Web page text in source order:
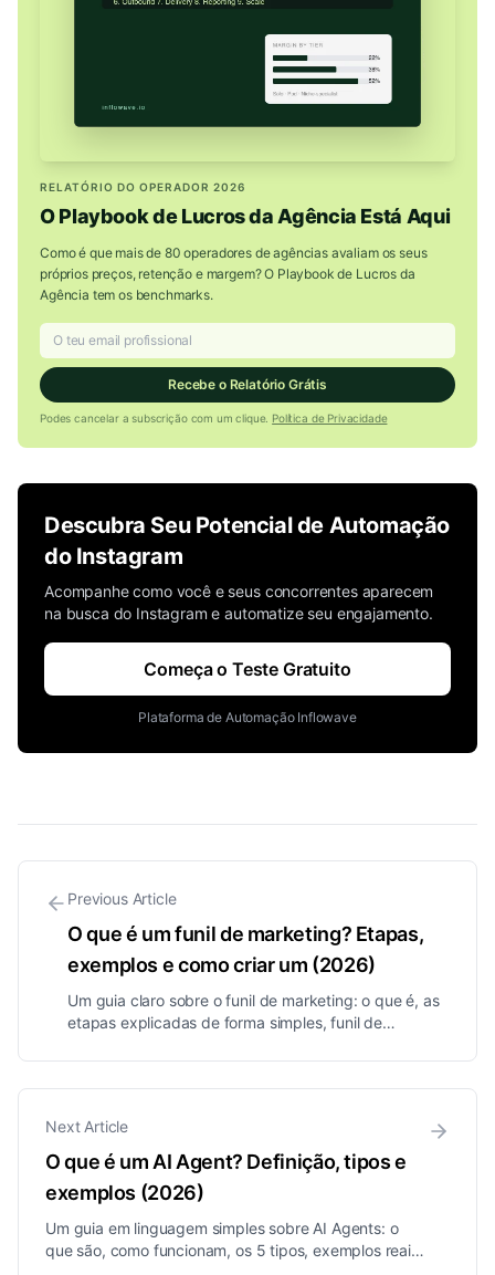
RELATÓRIO DO OPERADOR 2026
O Playbook de Lucros da Agência Está Aqui
Como é que mais de 80 operadores de agências avaliam os seus
próprios preços, retenção e margem? O Playbook de Lucros da
Agência tem os benchmarks.
Recebe o Relatório Grátis
Podes cancelar a subscrição com um clique. Política de Privacidade
Descubra Seu Potencial de Automação
do Instagram
Acompanhe como você e seus concorrentes aparecem
na busca do Instagram e automatize seu engajamento.
Começa o Teste Gratuito
Plataforma de Automação Inflowave
Previous Article
O que é um funil de marketing? Etapas,
exemplos e como criar um (2026)
Um guia claro sobre o funil de marketing: o que é, as
etapas explicadas de forma simples, funil de
construir um que transforme estranhos em clientes.
Next Article
O que é um AI Agent? Definição, tipos e
exemplos (2026)
Um guia em linguagem simples sobre AI Agents: o
que são, como funcionam, os 5 tipos, exemplos reais,